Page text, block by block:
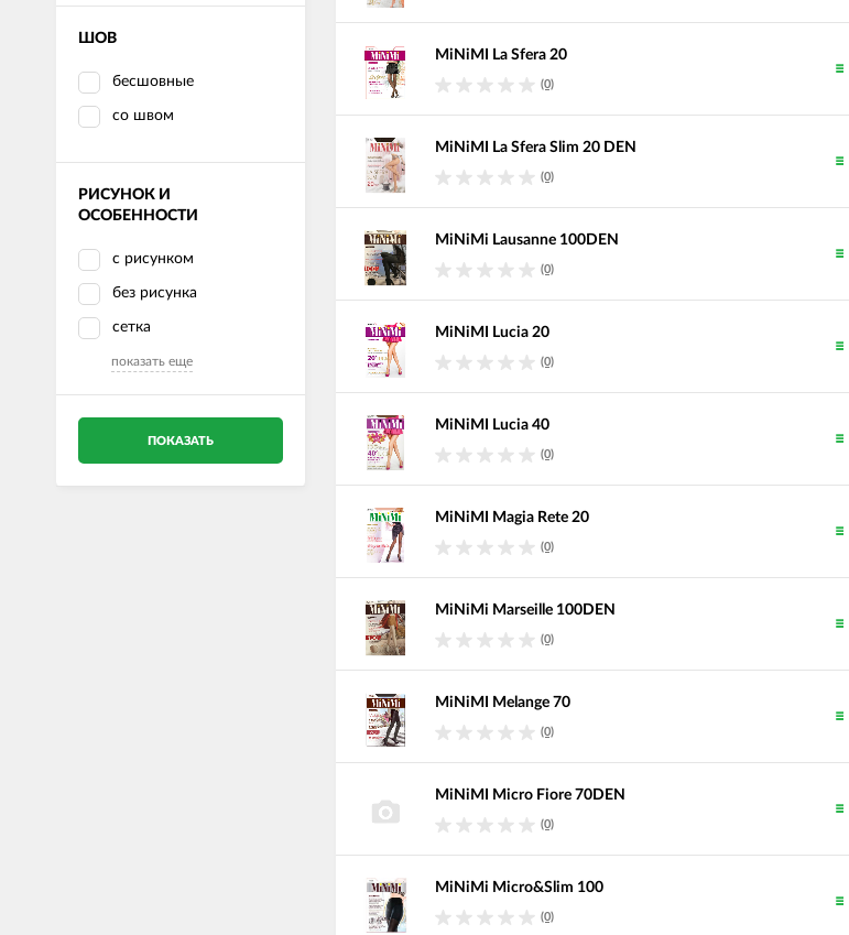
ШОВ
бесшовные
со швом
РИСУНОК И
ОСОБЕННОСТИ
с рисунком
без рисунка
сетка
показать еще
ПОКАЗАТЬ
MiNiMI La Sfera 20
(0)
MiNiMI La Sfera Slim 20 DEN
(0)
MiNiMi Lausanne 100DEN
(0)
MiNiMI Lucia 20
(0)
MiNiMI Lucia 40
(0)
MiNiMI Magia Rete 20
(0)
MiNiMi Marseille 100DEN
(0)
MiNiMI Melange 70
(0)
MiNiMI Micro Fiore 70DEN
(0)
MiNiMi Micro&Slim 100
(0)